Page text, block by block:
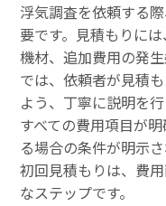
浮気調査を依頼する
要です。見積もりに
機材、追加費用の発
では、依頼者が見積
よう、丁寧に説明を
すべての費用項目が
る場合の条件が明示
初回見積もりは、費
なステップです。